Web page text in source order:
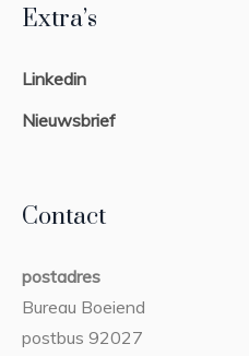
Extra’s
Linkedin
Nieuwsbrief
Contact
postadres
Bureau Boeiend
postbus 92027